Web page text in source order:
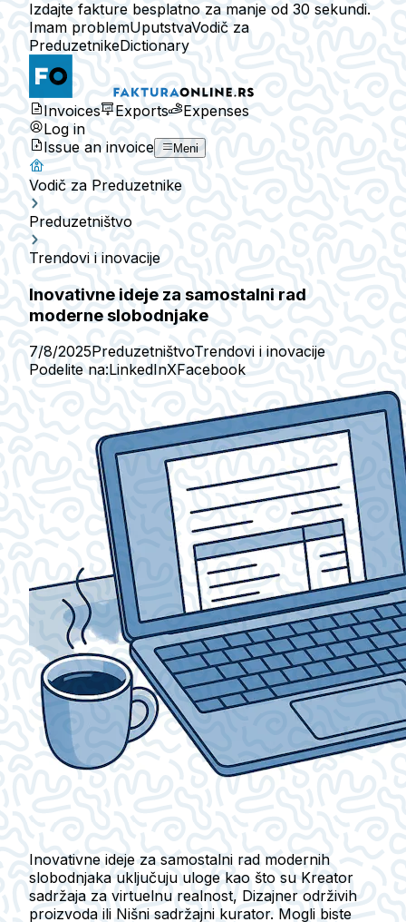
Izdajte fakture besplatno za manje od 30 sekundi.
Imam problemUputstvaVodič za
PreduzetnikeDictionary
Invoices Exports
Expenses
Log in
Issue an invoice
Meni
Vodič za Preduzetnike
Preduzetništvo
Trendovi i inovacije
Inovativne ideje za samostalni rad
moderne slobodnjake
7/8/2025PreduzetništvoTrendovi i inovacije
Podelite na:LinkedInXFacebook
Inovativne ideje za samostalni rad modernih
slobodnjaka uključuju uloge kao što su Kreator
sadržaja za virtuelnu realnost, Dizajner održivih
proizvoda ili Nišni sadržajni kurator. Mogli biste